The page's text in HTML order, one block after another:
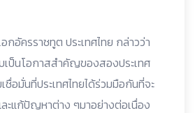
กอัครราชทูต ประเทศไทย กล่าวว่า
เป็นโอกาสสำคัญของสองประเทศ
ชื่อมั่นที่ประเทศไทยได้ร่วมมือกันที่จะ
ะแก้ปัญหาต่าง ๆมาอย่างต่อเนื่อง